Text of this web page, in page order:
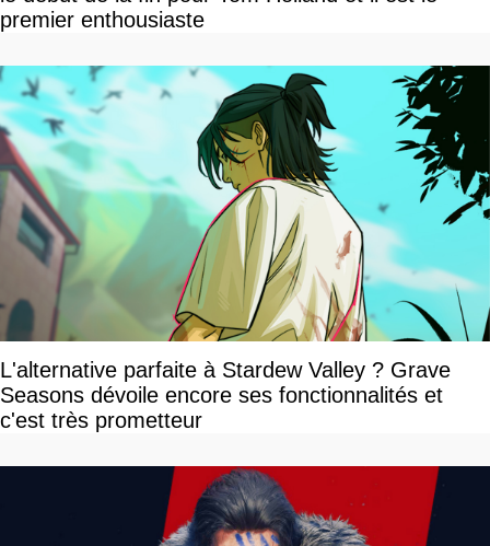
premier enthousiaste
L'alternative parfaite à Stardew Valley ? Grave
Seasons dévoile encore ses fonctionnalités et
c'est très prometteur